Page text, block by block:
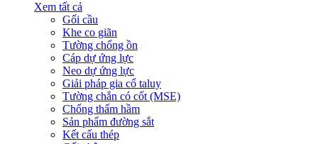
Xem tất cả
Gối cầu
Khe co giãn
Tường chống ồn
Cáp dự ứng lực
Neo dự ứng lực
Giải pháp gia cố taluy
Tường chắn có cốt (MSE)
Chống thấm hầm
Sản phẩm đường sắt
Kết cấu thép